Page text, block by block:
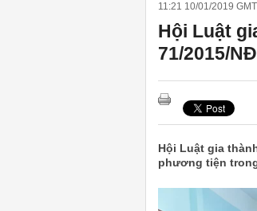
11:21 10/01/2019
Hội Luật
71/2015/
Hội Luật gia
phương tiện